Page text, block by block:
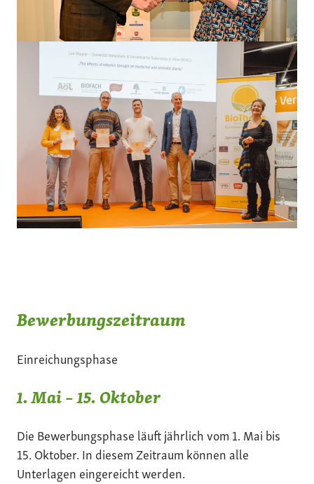
Bewerbungszeitraum
Einreichungsphase
1. Mai – 15. Oktober
Die Bewerbungsphase läuft jährlich vom 1. Mai bis
15. Oktober. In diesem Zeitraum können alle
Unterlagen eingereicht werden.